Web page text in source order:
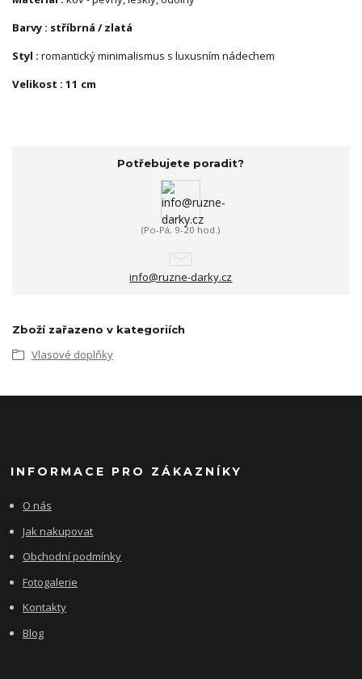
Barvy : stříbrná / zlatá
Styl : romantický minimalismus s luxusním nádechem
Velikost : 11 cm
Potřebujete poradit?
(Po-Pá, 9-20 hod.)
info@ruzne-darky.cz
Zboží zařazeno v kategoriích
Vlasové doplňky
INFORMACE PRO ZÁKAZNÍKY
O nás
Jak nakupovat
Obchodní podmínky
Fotogalerie
Kontakty
Blog